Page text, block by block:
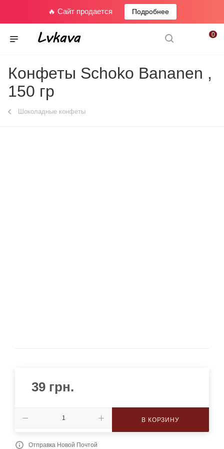
🔥 Сайт продается Подробнее
0
Конфеты Schoko Bananen ,
150 гр
Шоколадные конфеты
39 грн.
В КОРЗИНУ
Отправка Новой Почтой